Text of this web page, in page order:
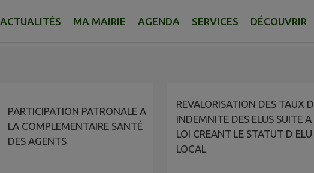
ACTUALITÉS MA MAIRIE AGENDA SERVICES DÉCOUVRIR
PARTICIPATION PATRONALE A
LA COMPLEMENTAIRE SANTÉ
DES AGENTS
REVALORISATION DES TAUX D
INDEMNITE DES ELUS SUITE A
LOI CREANT LE STATUT D ELU
LOCAL